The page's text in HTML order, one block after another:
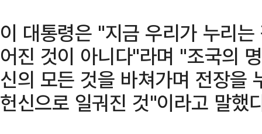
이 대통령은 "지금 우리가 누리
어진 것이 아니다"라며 "조국의
신의 모든 것을 바쳐가며 전장을
헌신으로 일궈진 것"이라고 말했